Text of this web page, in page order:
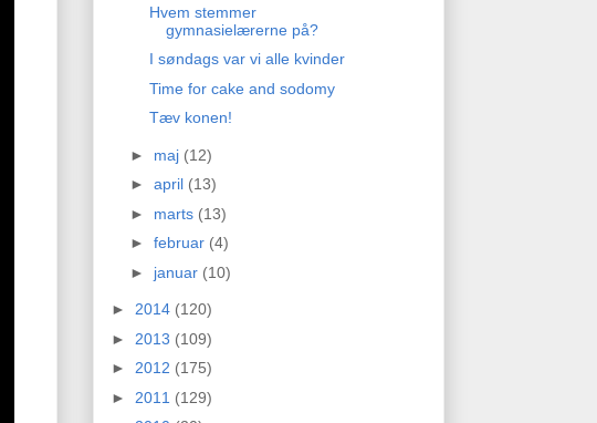
Hvem stemmer
gymnasielærerne på?
I søndags var vi alle kvinder
Time for cake and sodomy
Tæv konen!
► maj (12)
► april (13)
► marts (13)
► februar (4)
► januar (10)
► 2014 (120)
► 2013 (109)
► 2012 (175)
► 2011 (129)